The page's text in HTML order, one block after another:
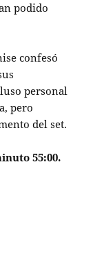
podido
confesó
personal
pero
del set.
55:00.